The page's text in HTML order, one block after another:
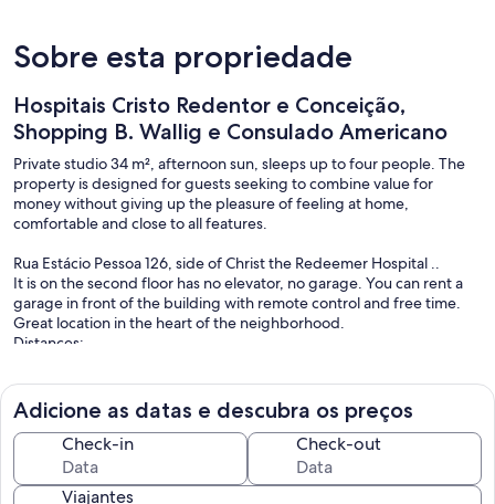
Sobre esta propriedade
Hospitais Cristo Redentor e Conceição,
Shopping B. Wallig e Consulado Americano
Private studio 34 m², afternoon sun, sleeps up to four people. The
property is designed for guests seeking to combine value for
money without giving up the pleasure of feeling at home,
comfortable and close to all features.
Rua Estácio Pessoa 126, side of Christ the Redeemer Hospital ..
It is on the second floor has no elevator, no garage. You can rent a
garage in front of the building with remote control and free time.
Great location in the heart of the neighborhood.
Distances:
FIERGS 6.7 km
Gremio Arena 7.2km
Beira-Rio Stadium 12,3 km
Esporte Clube Sao Jose 2,0 km
Adicione as datas e descubra os preços
Check-in Check-out
Viajantes